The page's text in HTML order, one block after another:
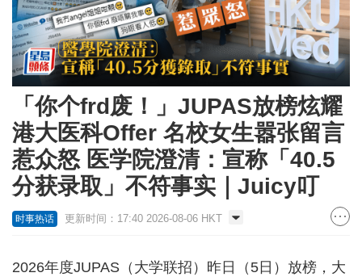
「你个frd废！」JUPAS放榜炫耀
港大医科Offer 名校女生嚣张留言
惹众怒 医学院澄清：宣称「40.5
分获录取」不符事实｜Juicy叮
时事热话 更新时间：17:40 2026-08-06 HKT
2026年度JUPAS（大学联招）昨日（5日）放榜，大